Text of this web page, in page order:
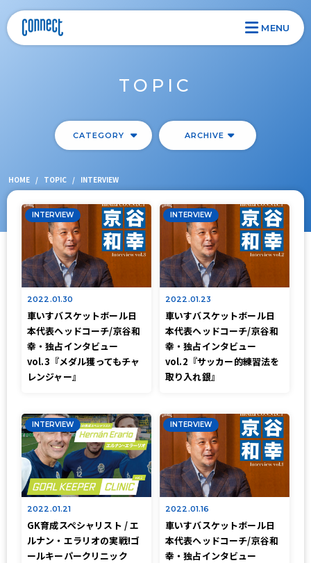
MENU
TOPIC
CATEGORY ARCHIVE
HOME / TOPIC / INTERVIEW
INTERVIEW
2022.01.30
車いすバスケットボール日
本代表ヘッドコーチ/京谷和
幸・独占インタビュー
vol.3『メダル獲ってもチャ
レンジャー』
INTERVIEW
2022.01.23
車いすバスケットボール日
本代表ヘッドコーチ/京谷和
幸・独占インタビュー
vol.2『サッカー的練習法を
取り入れ銀』
INTERVIEW
2022.01.21
GK育成スペシャリスト / エ
ルナン・エラリオの実戦!ゴ
ールキーパークリニック
INTERVIEW
2022.01.16
車いすバスケットボール日
本代表ヘッドコーチ/京谷和
幸・独占インタビュー